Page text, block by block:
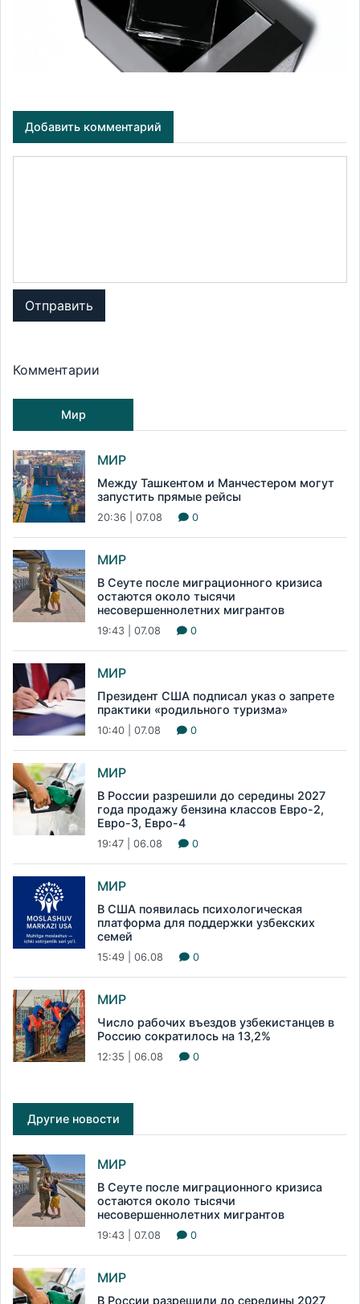
Добавить комментарий
Отправить
Комментарии
Мир
МИР
Между Ташкентом и Манчестером могут
запустить прямые рейсы
20:36 | 07.08 0
МИР
В Сеуте после миграционного кризиса
остаются около тысячи
несовершеннолетних мигрантов
19:43 | 07.08 0
МИР
Президент США подписал указ о запрете
практики «родильного туризма»
10:40 | 07.08 0
МИР
В России разрешили до середины 2027
года продажу бензина классов Евро-2,
Евро-3, Евро-4
19:47 | 06.08 0
МИР
В США появилась психологическая
платформа для поддержки узбекских
семей
15:49 | 06.08 0
МИР
Число рабочих въездов узбекистанцев в
Россию сократилось на 13,2%
12:35 | 06.08 0
Другие новости
МИР
В Сеуте после миграционного кризиса
остаются около тысячи
несовершеннолетних мигрантов
19:43 | 07.08 0
МИР
В России разрешили до середины 2027